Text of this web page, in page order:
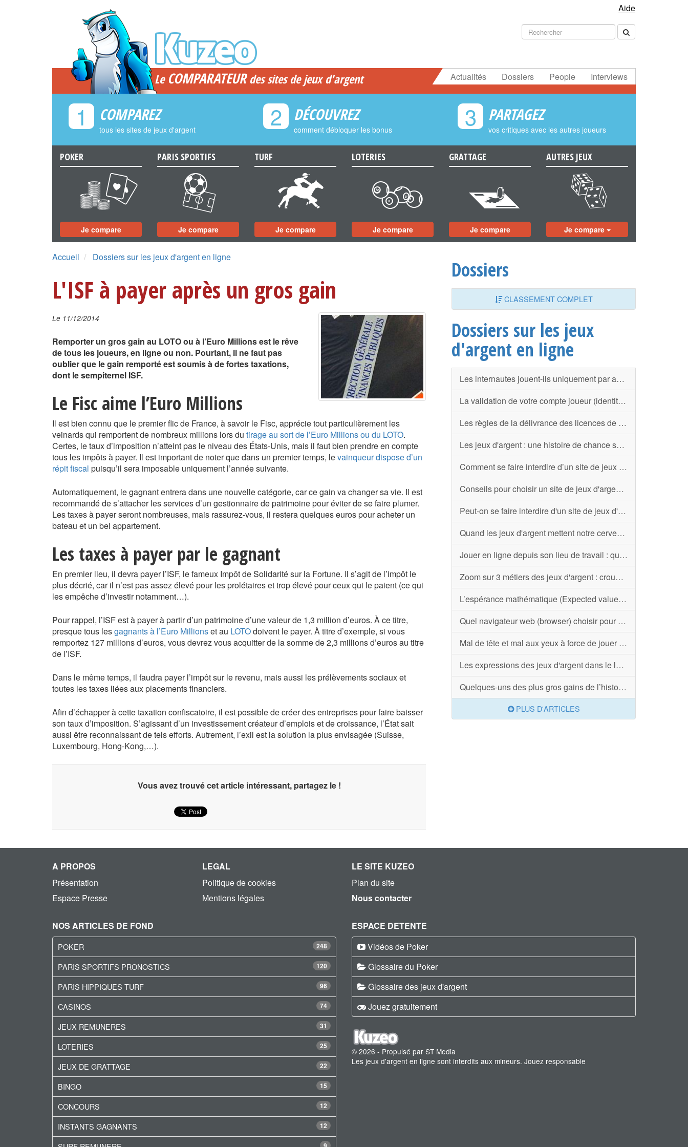
Aide
Le COMPARATEURdes sites de jeux d'argent Actualités Dossiers People Interviews
1 COMPAREZ
tous les sites de jeux d'argent 2 DÉCOUVREZ
comment débloquer les bonus 3 PARTAGEZ
vos critiques avec les autres joueurs
POKER
a
Je compare
PARIS SPORTIFS
b
Je compare
TURF
d
Je compare
LOTERIES
c
Je compare
GRATTAGE
e
Je compare
AUTRES JEUX
f
Je compare
Accueil Dossiers sur les jeux d'argent en ligne
L'ISF à payer après un gros gain
Le 11/12/2014
Remporter un gros gain au LOTO ou à l’Euro Millions est le rêve
de tous les joueurs, en ligne ou non. Pourtant, il ne faut pas
oublier que le gain remporté est soumis à de fortes taxations,
dont le sempiternel ISF.
Le Fisc aime l’Euro Millions
Il est bien connu que le premier flic de France, à savoir le Fisc, apprécie tout particulièrement les
veinards qui remportent de nombreux millions lors du tirage au sort de l’Euro Millions ou du LOTO.
Certes, le taux d’imposition n’atteint pas le niveau des États-Unis, mais il faut bien prendre en compte
tous les impôts à payer. Il est important de noter que dans un premier temps, levainqueur dispose d’un
répit fiscal puisqu’il sera imposable uniquement l’année suivante.
Automatiquement, le gagnant entrera dans une nouvelle catégorie, car ce gain va changer sa vie. Il est
recommandé de s’attacher les services d’un gestionnaire de patrimoine pour éviter de se faire plumer.
Les taxes à payer seront nombreuses, mais rassurez-vous, il restera quelques euros pour acheter un
bateau et un bel appartement.
Les taxes à payer par le gagnant
En premier lieu, il devra payer l’ISF, le fameux Impôt de Solidarité sur la Fortune. Il s’agit de l’impôt le
plus décrié, car il n’est pas assez élevé pour les prolétaires et trop élevé pour ceux qui le paient (ce qui
les empêche d’investir notamment…).
Pour rappel, l’ISF est à payer à partir d’un patrimoine d’une valeur de 1,3 million d’euros. À ce titre,
presque tous lesgagnants à l’Euro Millionset au LOTOdoivent le payer. À titre d’exemple, si vous
remportez 127 millions d’euros, vous devrez vous acquitter de la somme de 2,3 millions d’euros au titre
de l’ISF.
Dans le même temps, il faudra payer l’impôt sur le revenu, mais aussi les prélèvements sociaux et
toutes les taxes liées aux placements financiers.
Afin d’échapper à cette taxation confiscatoire, il est possible de créer des entreprises pour faire baisser
son taux d’imposition. S’agissant d’un investissement créateur d’emplois et de croissance, l’État sait
aussi être reconnaissant de tels efforts. Autrement, l’exil est la solution la plus envisagée (Suisse,
Luxembourg, Hong-Kong,…).
Vous avez trouvé cet article intéressant, partagez le !
Dossiers
CLASSEMENT COMPLET
Dossiers sur les jeux
d'argent en ligne
Les internautes jouent-ils uniquement par appât du gain ?
La validation de votre compte joueur (identité, RIB et code secret)
Les règles de la délivrance des licences de jeux selon l’ARJEL
Les jeux d'argent : une histoire de chance seulement ?
Comment se faire interdire d’un site de jeux en ligne ? Tout sur l’interdiction volontaire de jeux
Conseils pour choisir un site de jeux d'argent en ligne
Peut-on se faire interdire d'un site de jeux d'argent comme c’est le cas pour un casino ?
Quand les jeux d'argent mettent notre cerveau dans tous ses états
Jouer en ligne depuis son lieu de travail : quels sont les risques ?
Zoom sur 3 métiers des jeux d'argent : croupier, bookmaker et courtier
L’espérance mathématique (Expected value) pour les jeux d’argent
Quel navigateur web (browser) choisir pour jouer en ligne ?
Mal de tête et mal aux yeux à force de jouer en ligne : que faire ?
Les expressions des jeux d'argent dans le langage courant
Quelques-uns des plus gros gains de l’histoire aux jeux d'argent
PLUS D'ARTICLES
A PROPOS
Présentation
Espace Presse
LEGAL
Politique de cookies
Mentions légales
LE SITE KUZEO
Plan du site
Nous contacter
NOS ARTICLES DE FOND
248
POKER
120
PARIS SPORTIFS PRONOSTICS
96
PARIS HIPPIQUES TURF
74
CASINOS
31
JEUX REMUNERES
25
LOTERIES
22
JEUX DE GRATTAGE
15
BINGO
12
CONCOURS
12
INSTANTS GAGNANTS
ESPACE DETENTE
Vidéos de Poker
Glossaire du Poker
Glossaire des jeux d'argent
Jouez gratuitement
© 2026 - Propulsé par ST Media
Les jeux d'argent en ligne sont interdits aux mineurs. Jouez responsable